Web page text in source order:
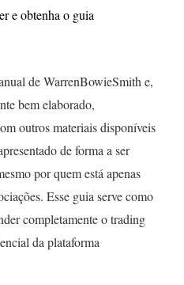
e obtenha o guia
de WarrenBowieSmith e,
bem elaborado,
outros materiais disponíveis
de forma a ser
por quem está apenas
Esse guia serve como
completamente o trading
da plataforma